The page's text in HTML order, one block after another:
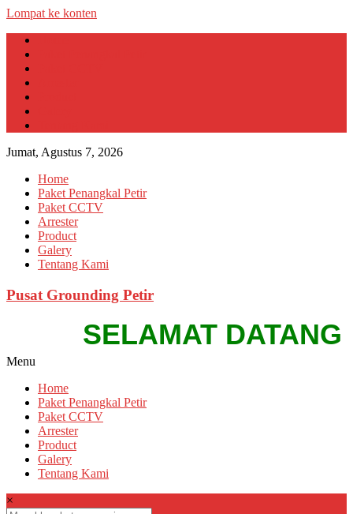
Lompat ke konten
Jumat, Agustus 7, 2026
Home
Paket Penangkal Petir
Paket CCTV
Arrester
Product
Galery
Tentang Kami
Pusat Grounding Petir
SELAMAT
Menu
Home
Paket Penangkal Petir
Paket CCTV
Arrester
Product
Galery
Tentang Kami
×